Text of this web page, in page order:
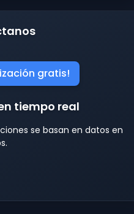
gratis!
tiempo real
se basan en datos en